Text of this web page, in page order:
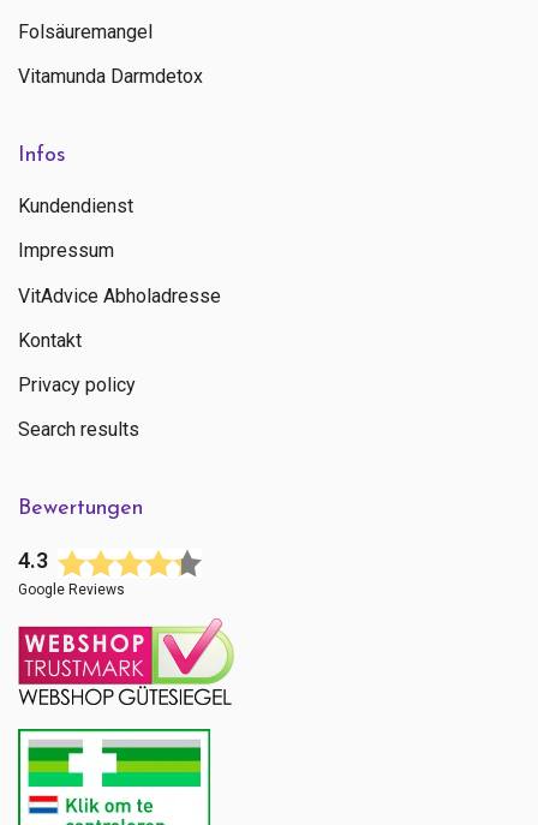
Folsäuremangel
Vitamunda Darmdetox
Infos
Kundendienst
Impressum
VitAdvice Abholadresse
Kontakt
Privacy policy
Search results
Bewertungen
4.3
Google Reviews